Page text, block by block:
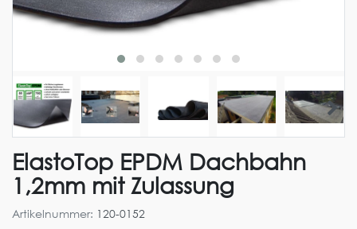
ElastoTop EPDM Dachbahn
1,2mm mit Zulassung
Artikelnummer: 120-0152